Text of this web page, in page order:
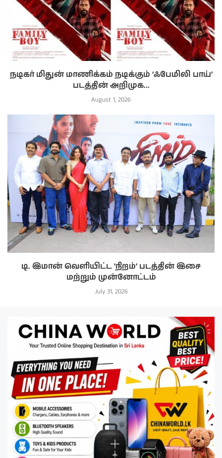
நடிகர் மிதுன் மாணிக்கம் நடிக்கும் ‘ஃபேமிலி பாய்’
படத்தின் அறிமுக...
August 1, 2026
டி. இமான் வெளியிட்ட ‘நிறம்’ படத்தின் இசை
மற்றும் முன்னோட்டம்
July 31, 2026